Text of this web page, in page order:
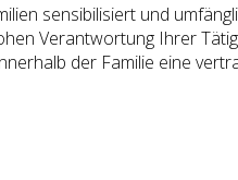
sensibilisiert und
Verantwortung Ihrer
der Familie eine